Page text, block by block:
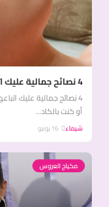
4 نصائح جمالية عليك اتباعها في حفل زفافك
4 نصائح جمالية عليك
أو كنت بالكاد...
شيماء
مكياج العروس